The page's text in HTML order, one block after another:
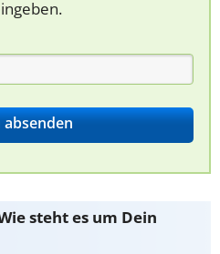
steht es um Dein